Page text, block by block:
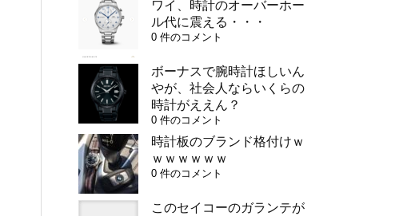
ワイ、時計のオーバーホー
ル代に震える・・・
0 件のコメント
ボーナスで腕時計ほしいん
やが、社会人ならいくらの
時計がええん？
0 件のコメント
時計板のブランド格付けｗ
ｗｗｗｗｗｗ
0 件のコメント
このセイコーのガランテが